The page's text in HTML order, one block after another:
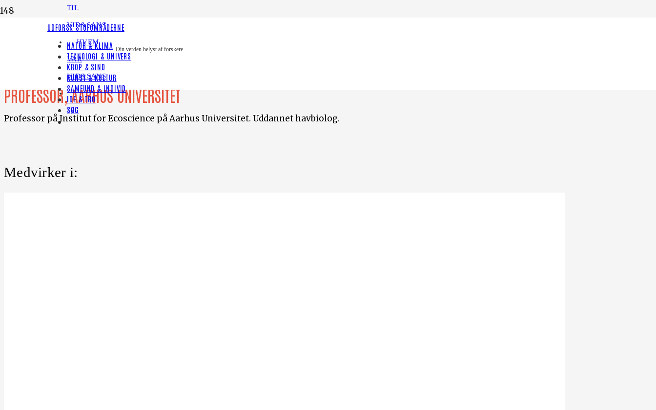
TIL
VID&SANS
HVEM
VAR
VID&SANS
Din verden belyst af forskere
UDFORSK STOFOMRÅDERNE
NATUR & KLIMA
TEKNOLOGI & UNIVERS
KROP & SIND
KUNST & KULTUR
SAMFUND & INDIVID
IDE & TRO
SØG
Stiig Markager
PROFESSOR, AARHUS UNIVERSITET
Professor på Institut for Ecoscience på Aarhus Universitet. Uddannet havbiolog.
Medvirker i: